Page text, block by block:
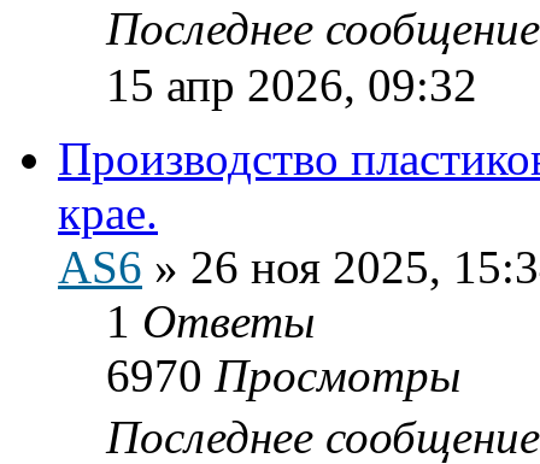
Последнее
15 апр 2026, 09:32
Производство
крае.
AS6 » 26 ноя 2025,
1 Ответы
6970 Просмотры
Последнее